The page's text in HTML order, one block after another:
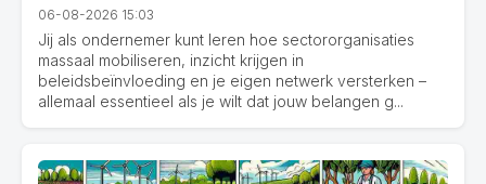
06-08-2026 15:03
Jij als ondernemer kunt leren hoe sectororganisaties
massaal mobiliseren, inzicht krijgen in
beleidsbeïnvloeding en je eigen netwerk versterken –
allemaal essentieel als je wilt dat jouw belangen g...